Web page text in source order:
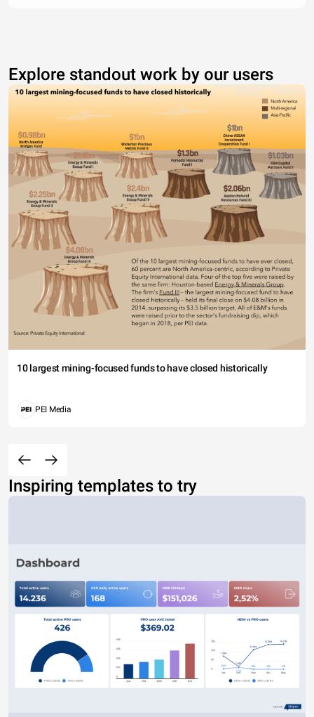
Explore standout work by our users
10 largest mining-focused funds to have closed historically
PEI Media
Inspiring templates to try